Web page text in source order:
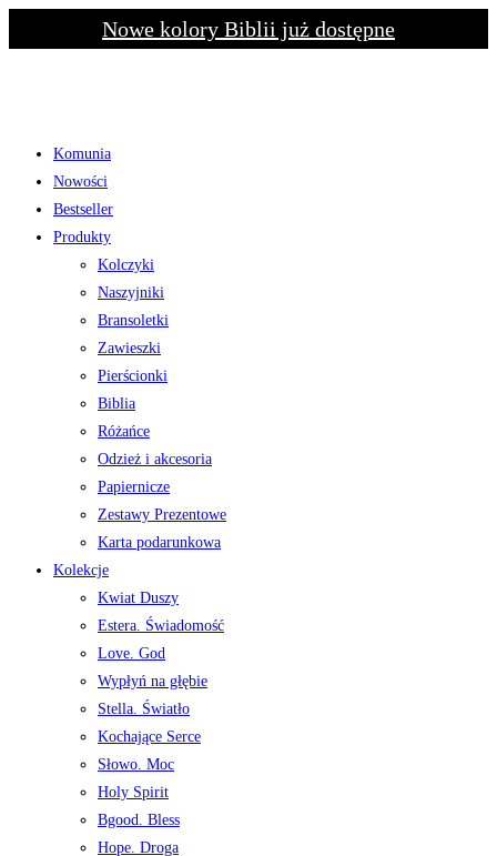
to
Nowe kolory Biblii już dostępne
Komunia
Nowości
Bestseller
Produkty
Kolczyki
Naszyjniki
Bransoletki
Zawieszki
Pierścionki
Biblia
Różańce
Odzież i akcesoria
Papiernicze
Zestawy Prezentowe
Karta podarunkowa
Kolekcje
Kwiat Duszy
Estera. Świadomość
Love. God
Wypłyń na głębie
Stella. Światło
Kochające Serce
Słowo. Moc
Holy Spirit
Bgood. Bless
Hope. Droga